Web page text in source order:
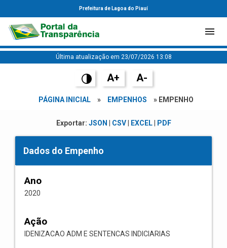
Prefeitura de Lagoa do Piauí
Última atualização em 23/07/2026 13:08
A+ A-
PÁGINA INICIAL » EMPENHOS » EMPENHO
Exportar: JSON CSV| EXCEL| PDF
Dados do Empenho
Ano
2020
Ação
IDENIZACAO ADM E SENTENCAS INDICIARIAS